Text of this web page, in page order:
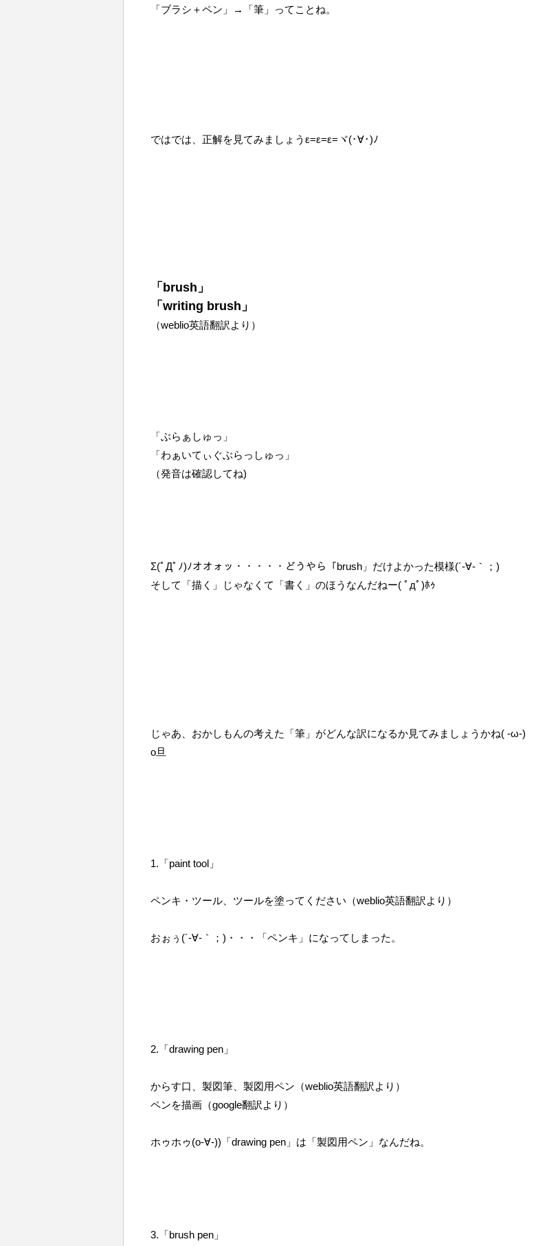
「ブラシ＋ペン」→「筆」ってことね。
ではでは、正解を見てみましょうε=ε=ε=ヾ(･∀･)ﾉ
「brush」
「writing brush」
（weblio英語翻訳より）
「ぶらぁしゅっ」
「わぁいてぃぐぶらっしゅっ」
（発音は確認してね)
Σ(ﾟДﾟﾉ)ﾉオオォッ・・・・・どうやら「brush」だけよかった模様(´-∀-｀；)
そして「描く」じゃなくて「書く」のほうなんだねー( ﾟдﾟ)ﾎｩ
じゃあ、おかしもんの考えた「筆」がどんな訳になるか見てみましょうかね( -ω-)
o旦
1.「paint tool」
ペンキ・ツール、ツールを塗ってください（weblio英語翻訳より）
おぉぅ(´-∀-｀；)・・・「ペンキ」になってしまった。
2.「drawing pen」
からす口、製図筆、製図用ペン（weblio英語翻訳より）
ペンを描画（google翻訳より）
ホゥホゥ(o-∀-))「drawing pen」は「製図用ペン」なんだね。
3.「brush pen」